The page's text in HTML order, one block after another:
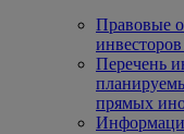
Правовые
Перечень
прямых